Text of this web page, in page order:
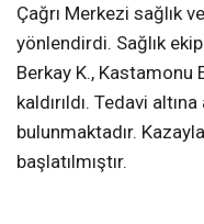
Çağrı Merkezi sağlık
yönlendirdi. Sağlık
Berkay K., Kastamonu
kaldırıldı. Tedavi
bulunmaktadır.
başlatılmıştır.